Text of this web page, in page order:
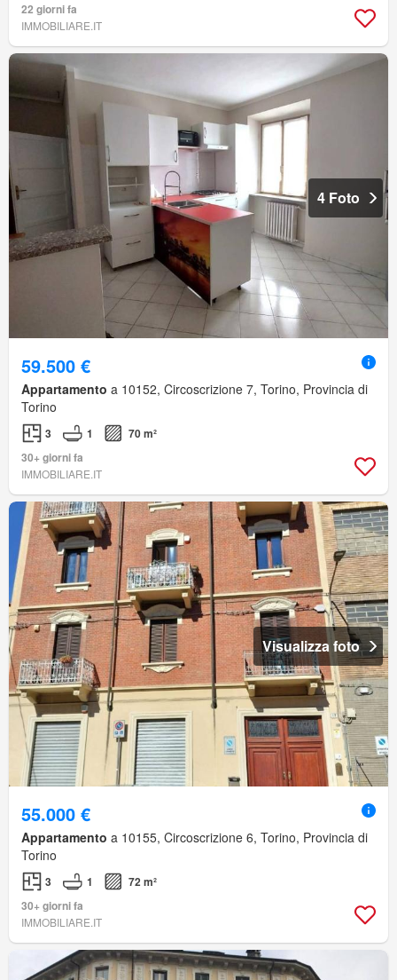
22 giorni fa
IMMOBILIARE.IT
4 Foto
59.500 €
Appartamento a 10152, Circoscrizione 7, Torino, Provincia di
Torino
3 1
70 m²
30+ giorni fa
IMMOBILIARE.IT
Visualizza foto
55.000 €
Appartamento a 10155, Circoscrizione 6, Torino, Provincia di
Torino
3 1
72 m²
30+ giorni fa
IMMOBILIARE.IT